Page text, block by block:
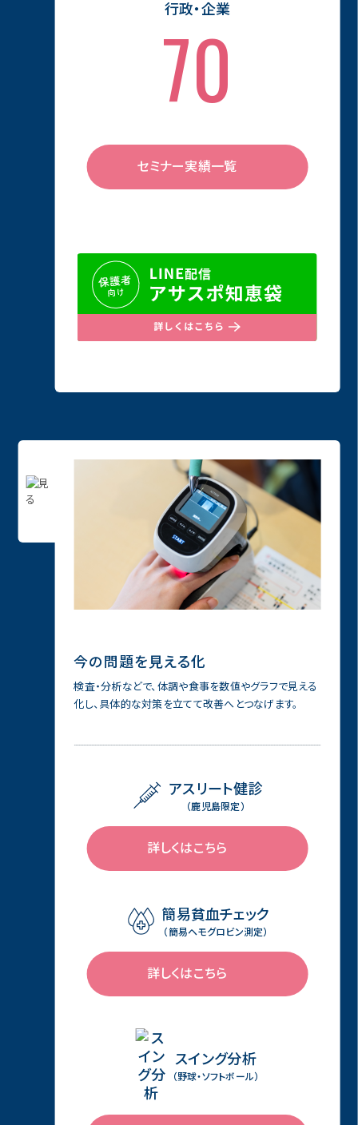
行政・企業
69
セミナー実績一覧
今の問題を⾒える化
検査・分析などで、体調や⾷事を数値やグラフで⾒える
化し、具体的な対策を⽴てて改善へとつなげます。
アスリート健診
（鹿児島限定）
詳しくはこちら
簡易貧血チェック
（簡易ヘモグロビン測定）
詳しくはこちら
スイング分析
（野球・ソフトボール）